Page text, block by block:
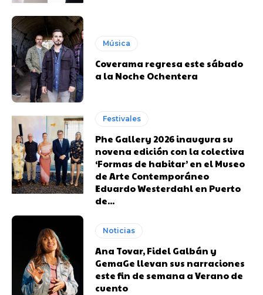
Música
Coverama regresa este sábado
a la Noche Ochentera
Festivales
Phe Gallery 2026 inaugura su
novena edición con la colectiva
‘Formas de habitar’ en el Museo
de Arte Contemporáneo
Eduardo Westerdahl en Puerto
de...
Noticias
Ana Tovar, Fidel Galbán y
GemaGe llevan sus narraciones
este fin de semana a Verano de
cuento